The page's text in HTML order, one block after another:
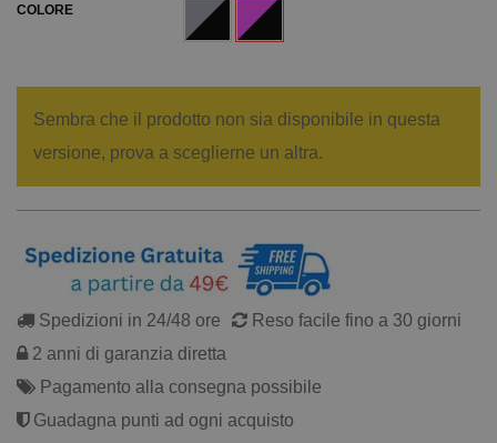
COLORE
Sembra che il prodotto non sia disponibile in questa
versione, prova a sceglierne un altra.
Spedizioni in 24/48 ore
Reso facile fino a 30 giorni
2 anni di garanzia diretta
Pagamento alla consegna possibile
Guadagna punti ad ogni acquisto